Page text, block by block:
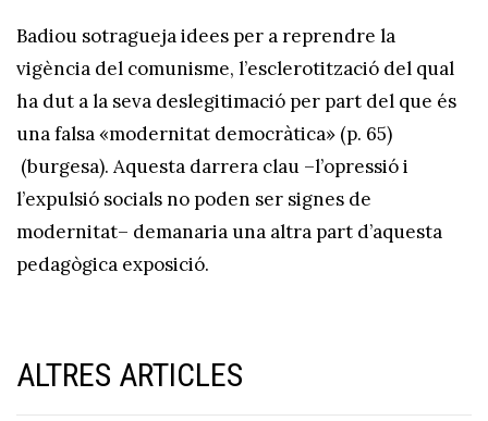
Badiou sotragueja idees per a reprendre la
vigència del comunisme, l’esclerotització del qual
ha dut a la seva deslegitimació per part del que és
una falsa «modernitat democràtica» (p. 65)
(burgesa). Aquesta darrera clau –l’opressió i
l’expulsió socials no poden ser signes de
modernitat– demanaria una altra part d’aquesta
pedagògica exposició.
ALTRES ARTICLES